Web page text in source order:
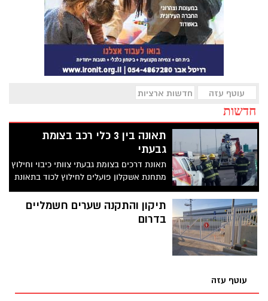
עוטף עזה חדשות ארציות
חדשות
תאונה בין 3 כלי רכב בצומת
גבעתי
תאונת דרכים בצומת גבעתי צוותי כיבוי וחילוץ
מתחנת אשקלון פועלים לחילוץ לכוד בתאונת
דרכים בין 3 כלי רכב בצ, בשלב זה לא ידוע
מצבו. עדכון בהמשך
תיקון והתקנה שערים חשמליים
בדרום
עוטף עזה